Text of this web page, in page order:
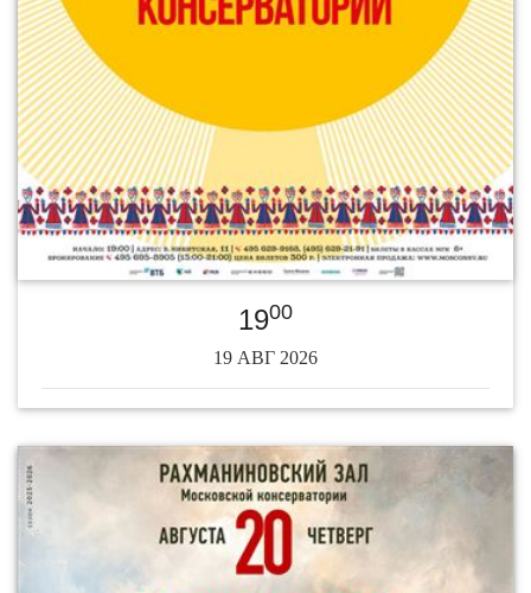
1900
19 АВГ 2026